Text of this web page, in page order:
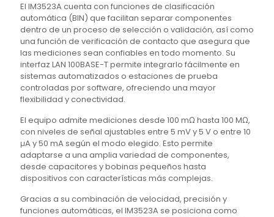
El IM3523A cuenta con funciones de clasificación
automática (BIN) que facilitan separar componentes
dentro de un proceso de selección o validación, así como
una función de verificación de contacto que asegura que
las mediciones sean confiables en todo momento. Su
interfaz LAN 100BASE-T permite integrarlo fácilmente en
sistemas automatizados o estaciones de prueba
controladas por software, ofreciendo una mayor
flexibilidad y conectividad.
El equipo admite mediciones desde 100 mΩ hasta 100 MΩ,
con niveles de señal ajustables entre 5 mV y 5 V o entre 10
μA y 50 mA según el modo elegido. Esto permite
adaptarse a una amplia variedad de componentes,
desde capacitores y bobinas pequeños hasta
dispositivos con características más complejas.
Gracias a su combinación de velocidad, precisión y
funciones automáticas, el IM3523A se posiciona como